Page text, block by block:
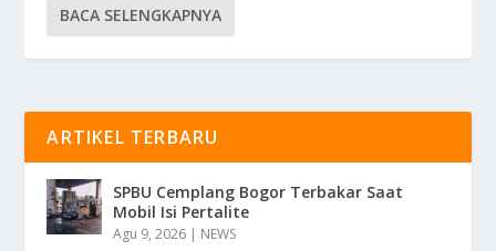
BACA SELENGKAPNYA
ARTIKEL TERBARU
SPBU Cemplang Bogor Terbakar Saat
Mobil Isi Pertalite
Agu 9, 2026 | NEWS